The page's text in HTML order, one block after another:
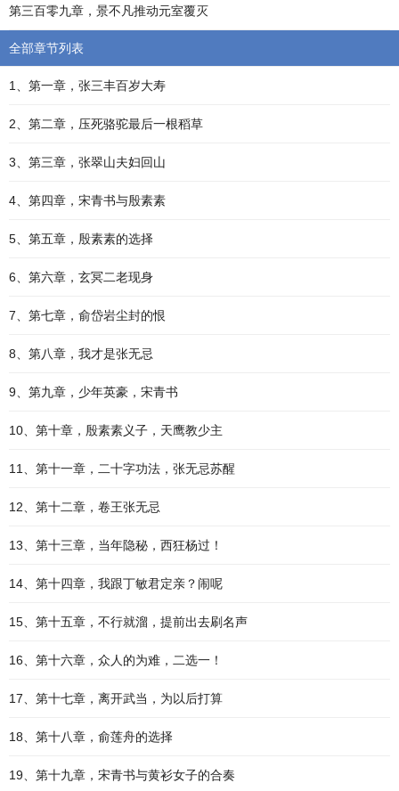
第三百零九章，景不凡推动元室覆灭
全部章节列表
1、第一章，张三丰百岁大寿
2、第二章，压死骆驼最后一根稻草
3、第三章，张翠山夫妇回山
4、第四章，宋青书与殷素素
5、第五章，殷素素的选择
6、第六章，玄冥二老现身
7、第七章，俞岱岩尘封的恨
8、第八章，我才是张无忌
9、第九章，少年英豪，宋青书
10、第十章，殷素素义子，天鹰教少主
11、第十一章，二十字功法，张无忌苏醒
12、第十二章，卷王张无忌
13、第十三章，当年隐秘，西狂杨过！
14、第十四章，我跟丁敏君定亲？闹呢
15、第十五章，不行就溜，提前出去刷名声
16、第十六章，众人的为难，二选一！
17、第十七章，离开武当，为以后打算
18、第十八章，俞莲舟的选择
19、第十九章，宋青书与黄衫女子的合奏